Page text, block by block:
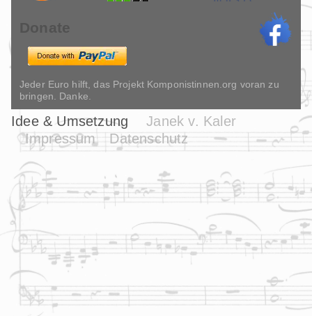
Donate
Jeder Euro hilft, das Projekt Komponistinnen.org voran zu
bringen. Danke.
Idee & Umsetzung
Janek v. Kaler
Impressum
Datenschutz